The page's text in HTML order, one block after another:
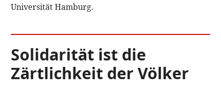
Universität Hamburg.
Solidarität ist die
Zärtlichkeit der Völker